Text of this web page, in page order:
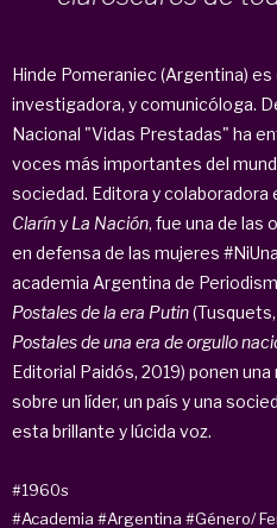
Hinde Pomeraniec (Argentina)
investigadora, y comunicóloga.
Nacional "Vidas Prestadas" ha
voces más importantes del
sociedad. Editora y colaboradora
Claríny La Nación, fue una de las
en defensa de las mujeres
academia Argentina de
Postales de la era Putin
Postales de una era de orgullo
Editorial Paidós, 2019) ponen
sobre un líder, un país y una
esta brillante y lúcida voz.
#1960s
#Academia #Argentina #Género/